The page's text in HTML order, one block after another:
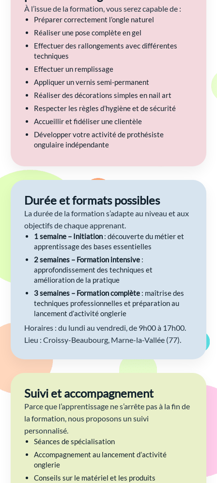
À l’issue de la formation, vous serez capable de :
Préparer correctement l’ongle naturel
Réaliser une pose complète en gel
Effectuer des rallongements avec différentes
techniques
Effectuer un remplissage
Appliquer un vernis semi-permanent
Réaliser des décorations simples en nail art
Respecter les règles d’hygiène et de sécurité
Accueillir et fidéliser une clientèle
Développer votre activité de prothésiste
ongulaire indépendante
Durée et formats possibles
La durée de la formation s’adapte au niveau et aux
objectifs de chaque apprenant.
1 semaine – Initiation : découverte du métier et
apprentissage des bases essentielles
2 semaines – Formation intensive :
approfondissement des techniques et
amélioration de la pratique
3 semaines – Formation complète : maîtrise des
techniques professionnelles et préparation au
lancement d’activité onglerie
Horaires : du lundi au vendredi, de 9h00 à 17h00.
Lieu : Croissy-Beaubourg, Marne-la-Vallée (77).
Suivi et accompagnement
Parce que l’apprentissage ne s’arrête pas à la fin de
la formation, nous proposons un suivi
personnalisé.
Séances de spécialisation
Accompagnement au lancement d’activité
onglerie
Conseils sur le matériel et les produits